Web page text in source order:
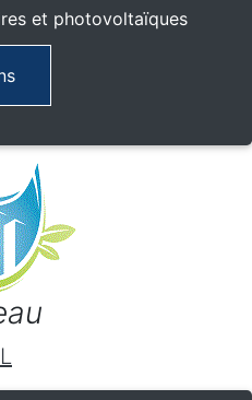
et photovoltaïques